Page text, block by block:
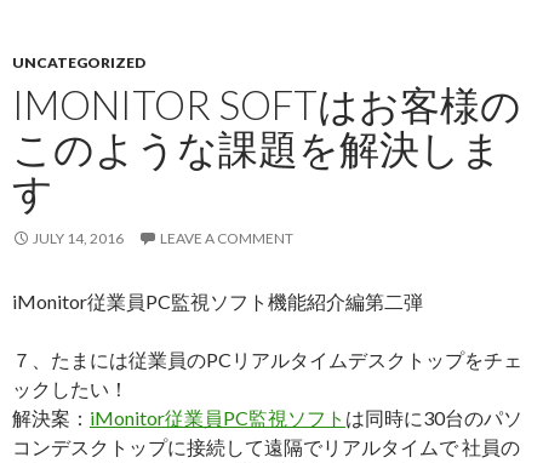
UNCATEGORIZED
IMONITOR SOFTはお客様の
このような課題を解決しま
す
JULY 14, 2016 LEAVE A COMMENT
iMonitor従業員PC監視ソフト機能紹介編第二弾
７、たまには従業員のPCリアルタイムデスクトップをチェ
ックしたい！
解決案： iMonitor従業員PC監視ソフト は同時に30台のパソ
コンデスクトップに接続して遠隔でリアルタイムで 社員の